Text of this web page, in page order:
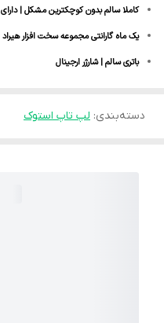
کاملا سالم بدون کوچکترین مشکل | دارای 7 روز مهلت تست
یک ماه گارانتی مجموعه سخت افزار هیراد
باتری سالم | شارژر ارجینال
دسته‌بندی: لپ تاپ استوک